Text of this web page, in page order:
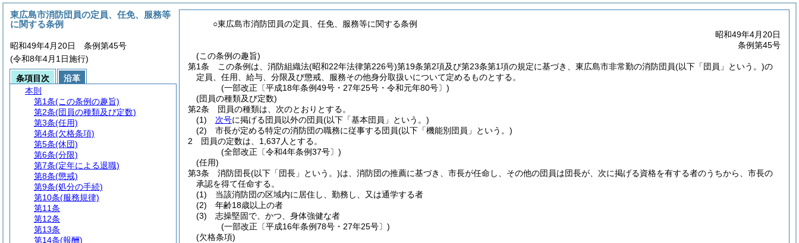
○東広島市消防団員の定員、任免、服務等に関する条例
昭和49年4月20日
条例第45号
(この条例の趣旨)
第1条
この条例は、消防組織法(昭和22年法律第226号)第19条第2項及び第23条第1項の規定に基づき、東広島市非常勤の消防団員(以下「団員」という。)の
定員、任用、給与、分限及び懲戒、服務その他身分取扱いについて定めるものとする。
(一部改正〔平成18年条例49号・27年25号・令和元年80号〕)
(団員の種類及び定数)
第2条
団員の種類は、次のとおりとする。
(1)
次号に掲げる団員以外の団員(以下「基本団員」という。)
(2)
市長が定める特定の消防団の職務に従事する団員(以下「機能別団員」という。)
2
団員の定数は、1,637人とする。
(全部改正〔令和4年条例37号〕)
(任用)
第3条
消防団長(以下「団長」という。)は、消防団の推薦に基づき、市長が任命し、その他の団員は団長が、次に掲げる資格を有する者のうちから、市長の
承認を得て任命する。
(1)
当該消防団の区域内に居住し、勤務し、又は通学する者
(2)
年齢18歳以上の者
(3)
志操堅固で、かつ、身体強健な者
(一部改正〔平成16年条例78号・27年25号〕)
(欠格条項)
東広島市消防団員の定員、任免、服務等
に関する条例
昭和49年4月20日 条例第45号
(令和8年4月1日施行)
条項目次
沿革
本則
第1条(この条例の趣旨)
第2条(団員の種類及び定数)
第3条(任用)
第4条(欠格条項)
第5条(休団)
第6条(分限)
第7条(定年による退職)
第8条(懲戒)
第9条(処分の手続)
第10条(服務規律)
第11条
第12条
第13条
第14条(報酬)